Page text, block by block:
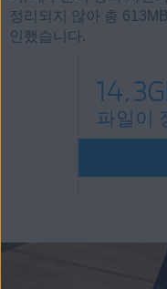
정리되지 않아 총
인했습니다.
파일이